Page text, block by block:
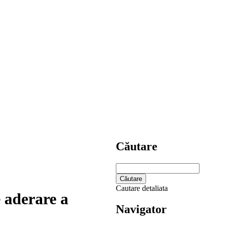
a
Căutare
Cautare detaliata
Navigator